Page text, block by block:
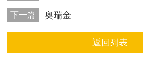
下一篇 奥瑞金
返回列表